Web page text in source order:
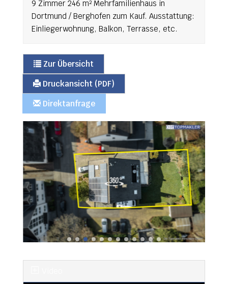
9 Zimmer 246 m² Mehrfamilienhaus in
Dortmund / Berghofen zum Kauf. Ausstattung:
Einliegerwohnung, Balkon, Terrasse, etc.
Zur Übersicht
Druckansicht (PDF)
Direktanfrage